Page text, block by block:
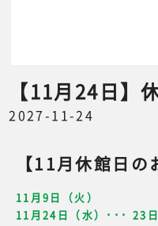
【11月24日】
2027-11-24
【11月休館日の
11月9日（火）
11月24日（水）･･･ 23